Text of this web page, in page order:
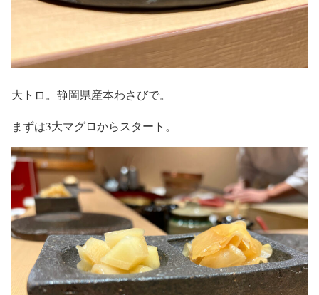
大トロ。静岡県産本わさびで。
まずは3大マグロからスタート。